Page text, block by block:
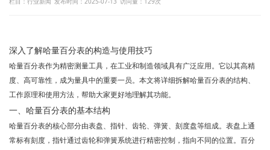
深入了解哈量百分表的构造与使用技巧
哈量百分表作为精密测量工具，在工业和制造领域具有广泛应用。它以其高精
度、高可靠性，成为量具中的重要一员。本文将详细拆解哈量百分表的结构、
工作原理和使用方法，帮助大家更好地理解其功能。
一、哈量百分表的基本结构
哈量百分表的核心部分由表盘、指针、齿轮、弹簧、刻度盘等组成。表盘上通
常标有刻度，指针通过齿轮和弹簧系统进行精密控制，指向不同的位置。百分